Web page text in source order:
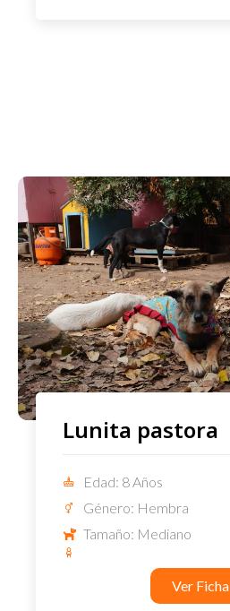
Lunita pastora
Edad: 8 Años
Género: Hembra
Tamaño: Mediano
Ver Ficha